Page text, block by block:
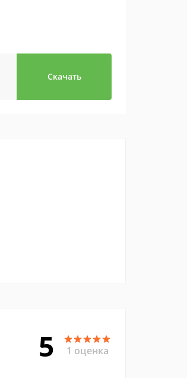
Скачать
5 1 оценка